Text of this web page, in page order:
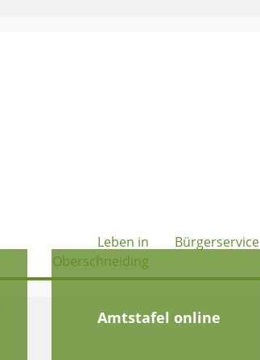
Leben in
Oberschneiding
Bürgerservice
Amtstafel online